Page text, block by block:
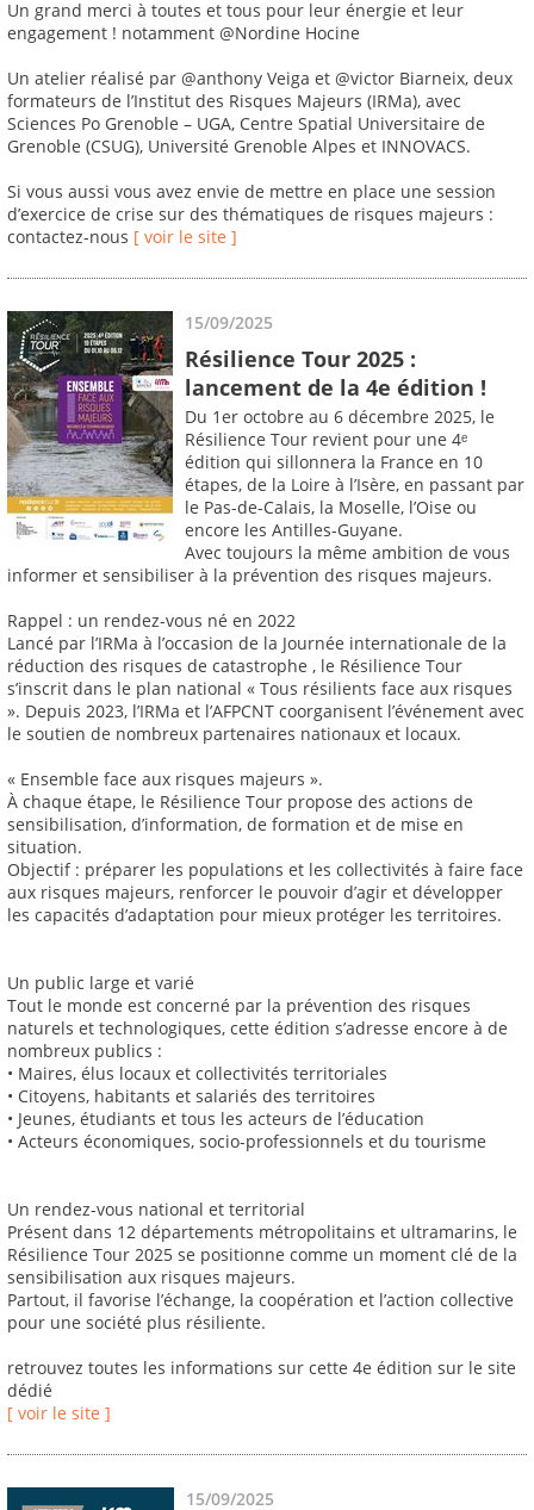
Un grand merci à toutes et tous pour leur énergie et leur
engagement ! notamment @Nordine Hocine
Un atelier réalisé par @anthony Veiga et @victor Biarneix, deux
formateurs de l’Institut des Risques Majeurs (IRMa), avec
Sciences Po Grenoble – UGA, Centre Spatial Universitaire de
Grenoble (CSUG), Université Grenoble Alpes et INNOVACS.
Si vous aussi vous avez envie de mettre en place une session
d’exercice de crise sur des thématiques de risques majeurs :
contactez-nous [ voir le site ]
15/09/2025
Résilience Tour 2025 :
lancement de la 4e édition !
Du 1er octobre au 6 décembre 2025, le
Résilience Tour revient pour une 4ᵉ
édition qui sillonnera la France en 10
étapes, de la Loire à l’Isère, en passant par
le Pas-de-Calais, la Moselle, l’Oise ou
encore les Antilles-Guyane.
Avec toujours la même ambition de vous
informer et sensibiliser à la prévention des risques majeurs.
Rappel : un rendez-vous né en 2022
Lancé par l’IRMa à l’occasion de la Journée internationale de la
réduction des risques de catastrophe , le Résilience Tour
s’inscrit dans le plan national « Tous résilients face aux risques
». Depuis 2023, l’IRMa et l’AFPCNT coorganisent l’événement avec
le soutien de nombreux partenaires nationaux et locaux.
« Ensemble face aux risques majeurs ».
À chaque étape, le Résilience Tour propose des actions de
sensibilisation, d’information, de formation et de mise en
situation.
Objectif : préparer les populations et les collectivités à faire face
aux risques majeurs, renforcer le pouvoir d’agir et développer
les capacités d’adaptation pour mieux protéger les territoires.
Un public large et varié
Tout le monde est concerné par la prévention des risques
naturels et technologiques, cette édition s’adresse encore à de
nombreux publics :
• Maires, élus locaux et collectivités territoriales
• Citoyens, habitants et salariés des territoires
• Jeunes, étudiants et tous les acteurs de l’éducation
• Acteurs économiques, socio-professionnels et du tourisme
Un rendez-vous national et territorial
Présent dans 12 départements métropolitains et ultramarins, le
Résilience Tour 2025 se positionne comme un moment clé de la
sensibilisation aux risques majeurs.
Partout, il favorise l’échange, la coopération et l’action collective
pour une société plus résiliente.
retrouvez toutes les informations sur cette 4e édition sur le site
dédié
[ voir le site ]
15/09/2025